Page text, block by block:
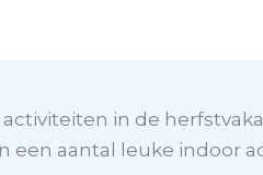
in de
een aantal leuke indoor